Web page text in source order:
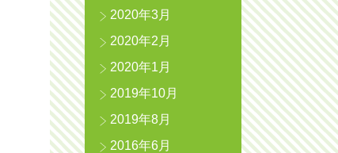
2020年3月
2020年2月
2020年1月
2019年10月
2019年8月
2016年6月